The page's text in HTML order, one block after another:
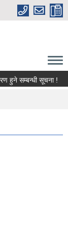
हुने सम्बन्धी सूचना !